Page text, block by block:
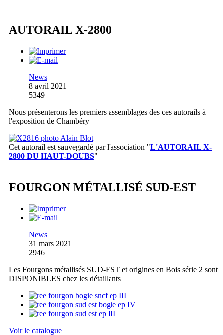
AUTORAIL X-2800
News
8 avril 2021
5349
Nous présenterons les premiers assemblages des ces autorails à
l'exposition de Chambéry
Cet autorail est sauvegardé par l'association "L'AUTORAIL X-
2800 DU HAUT-DOUBS"
FOURGON MÉTALLISÉ SUD-EST
News
31 mars 2021
2946
Les Fourgons métallisés SUD-EST et origines en Bois série 2 sont
DISPONIBLES chez les détaillants
Voir le catalogue